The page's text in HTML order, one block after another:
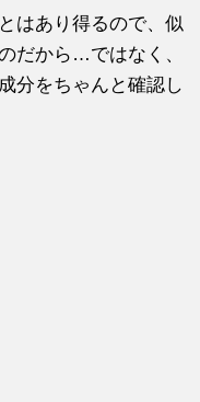
はあり得るので、似
だから…ではなく、
分をちゃんと確認し